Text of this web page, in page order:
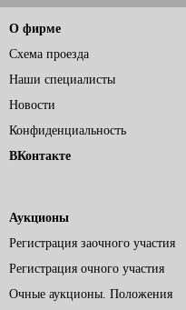
О фирме
Схема проезда
Наши специалисты
Новости
Конфиденциальность
ВКонтакте
Аукционы
Регистрация заочного участия
Регистрация очного участия
Очные аукционы. Положения